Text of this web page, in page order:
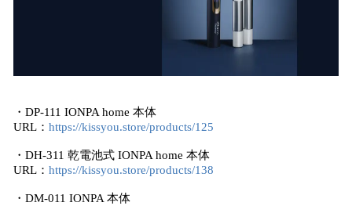
・DP-111 IONPA home 本体
URL： https://kissyou.store/products/125
・DH-311 乾電池式 IONPA home 本体
URL： https://kissyou.store/products/138
・DM-011 IONPA 本体